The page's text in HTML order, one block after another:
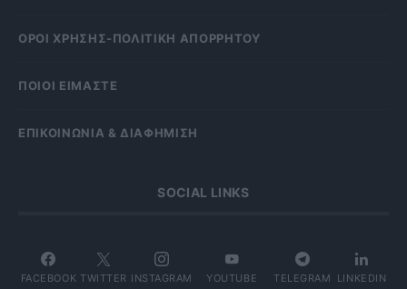
OΡΟΙ ΧΡΗΣΗΣ-ΠΟΛΙΤΙΚΗ ΑΠΟΡΡΗΤΟΥ
ΠΟΙΟΙ ΕΙΜΑΣΤΕ
ΕΠΙΚΟΙΝΩΝΙΑ & ΔΙΑΦΗΜΙΣΗ
SOCIAL LINKS
FACEBOOK TWITTER INSTAGRAM YOUTUBE TELEGRAM LINKEDIN